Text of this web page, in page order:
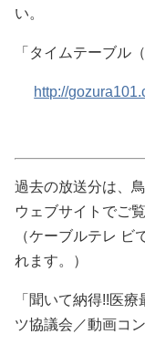
い。
「タイムテーブル
http://
過去の放送分は、
ウェブサイトでご
（ケーブルテレ ビ
れます。）
「聞いて納得!!医
ツ協議会／動画コ